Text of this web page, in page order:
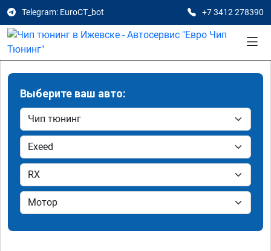
Telegram: EuroCT_bot +7 3412 278390
Выберите ваш авто: